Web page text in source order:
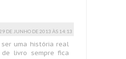
DE JUNHO DE 2013 ÀS 14:13
uma história real
livro sempre fica